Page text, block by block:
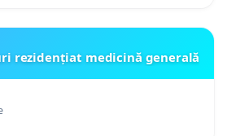
rezidențiat medicină generală